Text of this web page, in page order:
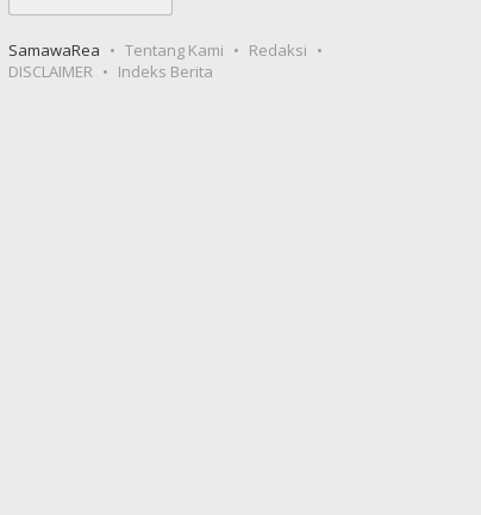
SamawaRea Tentang Kami
Redaksi
DISCLAIMER
Indeks Berita